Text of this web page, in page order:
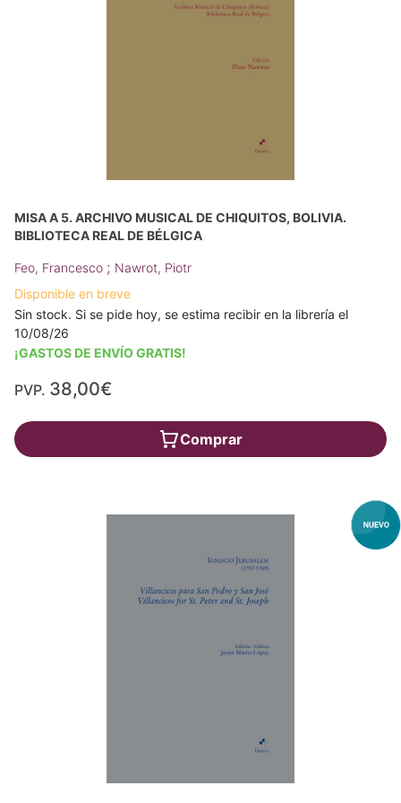
MISA A 5. ARCHIVO MUSICAL DE CHIQUITOS, BOLIVIA.
BIBLIOTECA REAL DE BÉLGICA
Feo, Francesco ; Nawrot, Piotr
Disponible en breve
Sin stock. Si se pide hoy, se estima recibir en la librería el
10/08/26
¡GASTOS DE ENVÍO GRATIS!
PVP. 38,00€
Comprar